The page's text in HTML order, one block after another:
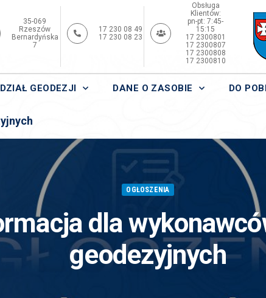
35-069
Rzeszów
Bernardyńska
7
17 230 08 49
17 230 08 23
Obsługa
Klientów:
pn-pt: 7:45-
15:15
17 2300801
17 2300807
17 2300808
17 2300810
GEODEZJI DANE O ZASOBIE DO
OGŁOSZENIA
dla
geodezyjnych